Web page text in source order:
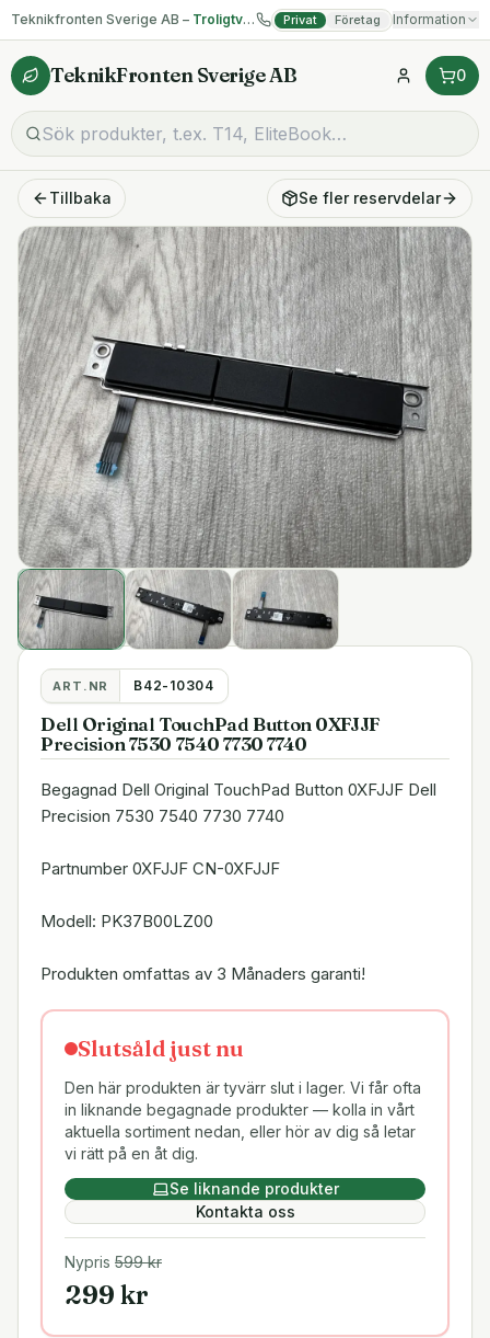
Teknikfronten Sverige AB – Troligtvis billigast på begagnad IT! Privat Företag Information
TeknikFronten Sverige AB 0
Tillbaka Se fler reservdelar
ART.NR B42-10304
Dell Original TouchPad Button 0XFJJF
Precision 7530 7540 7730 7740
Begagnad Dell Original TouchPad Button 0XFJJF Dell
Precision 7530 7540 7730 7740
Partnumber 0XFJJF CN-0XFJJF
Modell: PK37B00LZ00
Produkten omfattas av 3 Månaders garanti!
Slutsåld just nu
Den här produkten är tyvärr slut i lager. Vi får ofta
in liknande begagnade produkter — kolla in vårt
aktuella sortiment nedan, eller hör av dig så letar
vi rätt på en åt dig.
Se liknande produkter
Kontakta oss
Nypris 599kr
299 kr